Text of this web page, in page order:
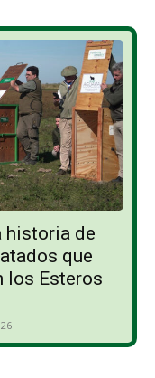
historia de
que
los Esteros